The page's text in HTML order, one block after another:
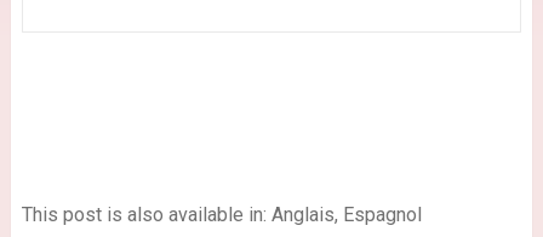
This post is also available in: Anglais, Espagnol